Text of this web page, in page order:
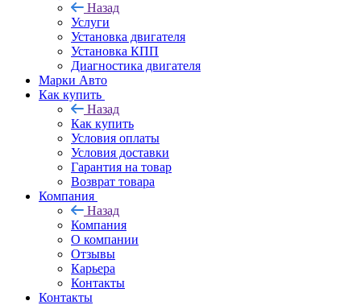
Назад
Услуги
Установка двигателя
Установка КПП
Диагностика двигателя
Марки Авто
Как купить
Назад
Как купить
Условия оплаты
Условия доставки
Гарантия на товар
Возврат товара
Компания
Назад
Компания
О компании
Отзывы
Карьера
Контакты
Контакты